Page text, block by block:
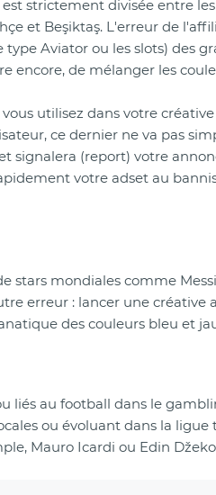
strictement divisée entre
et Beşiktaş. L'erreur de
Aviator ou les slots) des
encore, de mélanger les
utilisez dans votre
ce dernier ne va pas
signalera (report) votre
votre adset au
stars mondiales comme
erreur : lancer une créative
des couleurs bleu et
liés au football dans le
ou évoluant dans la
Mauro Icardi ou Edin